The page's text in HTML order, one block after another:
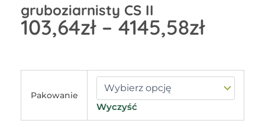
gruboziarnisty CS II
103,64zł – 4145,58zł
do
Pakowanie
Wyczyść
Historyczny
czystowapienny